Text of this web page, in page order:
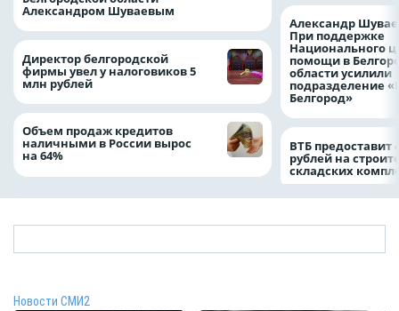
Александром Шуваевым
Директор белгородской
фирмы увел у налоговиков 5
млн рублей
Объем продаж кредитов
наличными в России вырос
на 64%
Александр
При поддержке
Национального
помощи в
области усилили
подразделение
Белгород»
ВТБ предоставит
рублей на
складских
Новости СМИ2